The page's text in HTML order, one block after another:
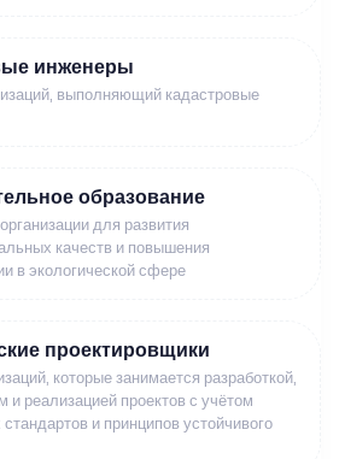
инженеры
выполняющий кадастровые
образование
для развития
качеств и повышения
в экологической сфере
проектировщики
которые занимается разработкой,
и реализацией проектов с учётом
и принципов устойчивого